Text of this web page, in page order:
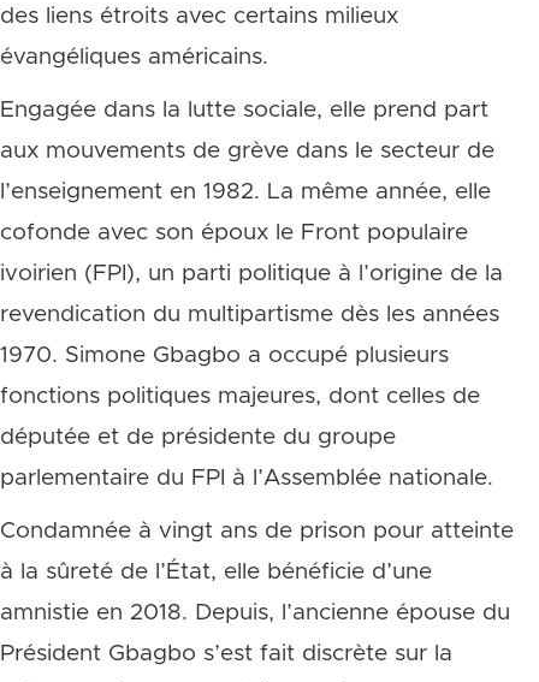
des liens étroits avec certains milieux
évangéliques américains.
Engagée dans la lutte sociale, elle prend part
aux mouvements de grève dans le secteur de
l’enseignement en 1982. La même année, elle
cofonde avec son époux le Front populaire
ivoirien (FPI), un parti politique à l’origine de la
revendication du multipartisme dès les années
1970. Simone Gbagbo a occupé plusieurs
fonctions politiques majeures, dont celles de
députée et de présidente du groupe
parlementaire du FPI à l’Assemblée nationale.
Condamnée à vingt ans de prison pour atteinte
à la sûreté de l’État, elle bénéficie d’une
amnistie en 2018. Depuis, l’ancienne épouse du
Président Gbagbo s’est fait discrète sur la